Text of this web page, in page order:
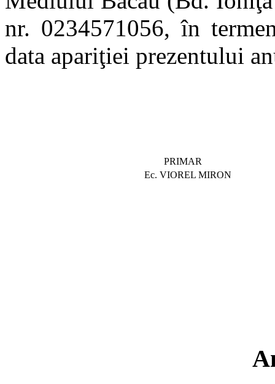
nr. 0234571056, în
data apariţiei prezentului
PRIMAR
Ec. VIOREL MIRON